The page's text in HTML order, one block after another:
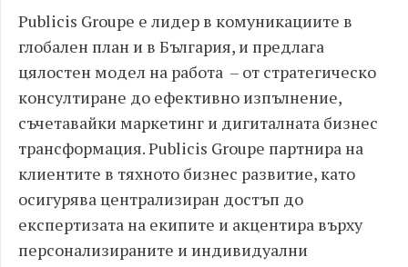
Publicis Groupe е лидер в комуникациите в
глобален план и в България, и предлага
цялостен модел на работа – от стратегическо
консултиране до ефективно изпълнение,
съчетавайки маркетинг и дигиталната бизнес
трансформация. Publicis Groupe партнира на
клиентите в тяхното бизнес развитие, като
осигурява централизиран достъп до
експертизата на екипите и акцентира върху
персонализираните и индивидуални